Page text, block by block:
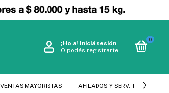
¡Hola! Iniciá sesión
O podés registrarte
0
VENTAS MAYORISTAS AFILADOS Y SERV. TECNICO